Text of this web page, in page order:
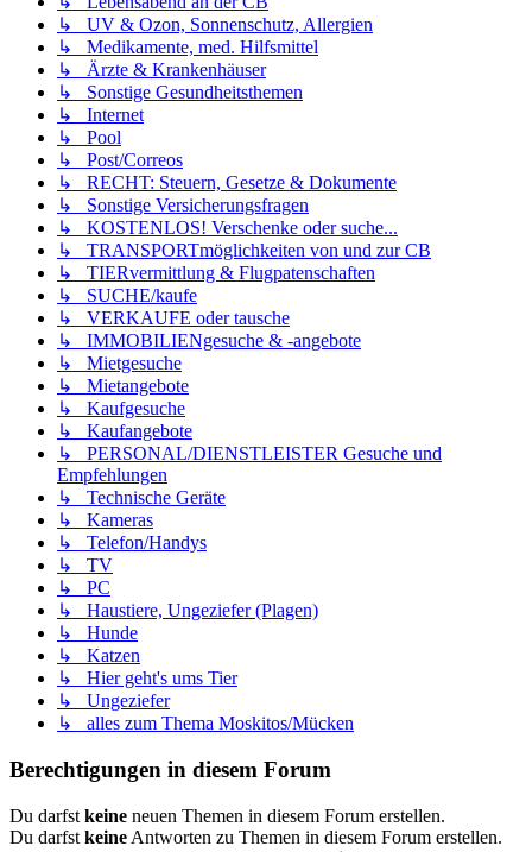
↳ UV & Ozon, Sonnenschutz, Allergien
↳ Medikamente, med. Hilfsmittel
↳ Ärzte & Krankenhäuser
↳ Sonstige Gesundheitsthemen
↳ Internet
↳ Pool
↳ Post/Correos
↳ RECHT: Steuern, Gesetze & Dokumente
↳ Sonstige Versicherungsfragen
↳ KOSTENLOS! Verschenke oder suche...
↳ TRANSPORTmöglichkeiten von und zur CB
↳ TIERvermittlung & Flugpatenschaften
↳ SUCHE/kaufe
↳ VERKAUFE oder tausche
↳ IMMOBILIENgesuche & -angebote
↳ Mietgesuche
↳ Mietangebote
↳ Kaufgesuche
↳ Kaufangebote
↳ PERSONAL/DIENSTLEISTER Gesuche und
Empfehlungen
↳ Technische Geräte
↳ Kameras
↳ Telefon/Handys
↳ TV
↳ PC
↳ Haustiere, Ungeziefer (Plagen)
↳ Hunde
↳ Katzen
↳ Hier geht's ums Tier
↳ Ungeziefer
↳ alles zum Thema Moskitos/Mücken
Berechtigungen in diesem Forum
Du darfst keine neuen Themen in diesem Forum erstellen.
Du darfst keine Antworten zu Themen in diesem Forum erstellen.